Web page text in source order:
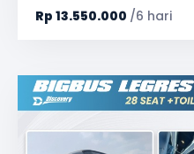
Rp 13.550.000 /6 hari